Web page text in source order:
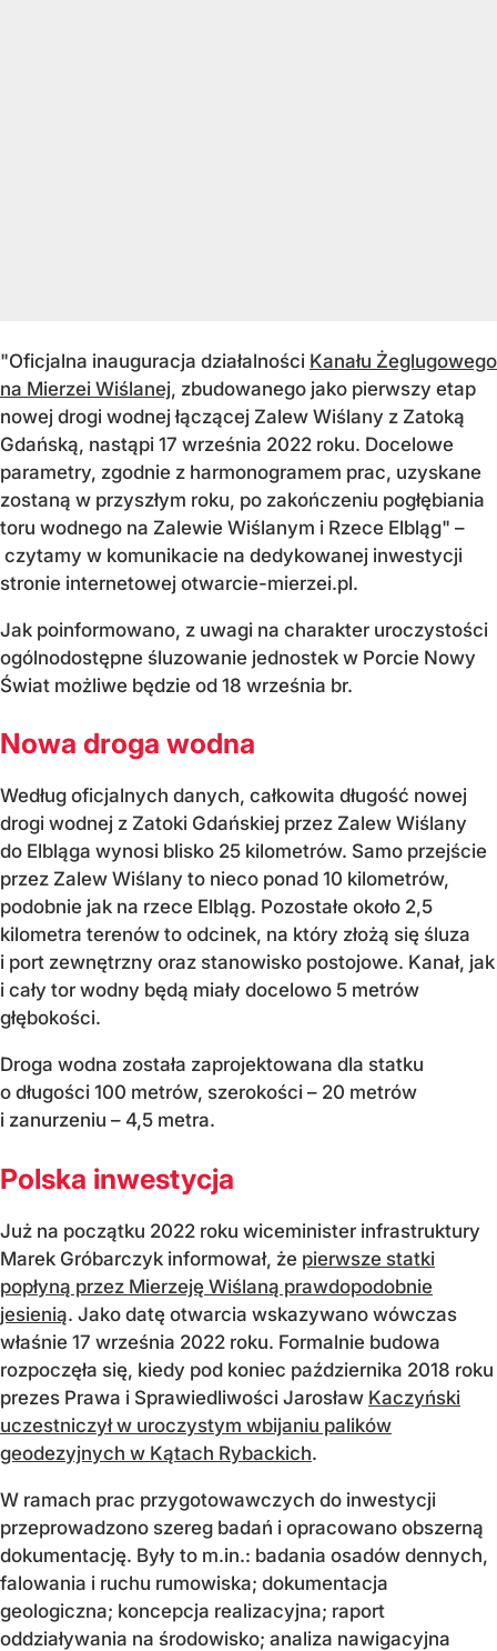
"Oficjalna inauguracja działalności Kanału Żeglugowego
na Mierzei Wiślanej, zbudowanego jako pierwszy etap
nowej drogi wodnej łączącej Zalew Wiślany z Zatoką
Gdańską, nastąpi 17 września 2022 roku. Docelowe
parametry, zgodnie z harmonogramem prac, uzyskane
zostaną w przyszłym roku, po zakończeniu pogłębiania
toru wodnego na Zalewie Wiślanym i Rzece Elbląg" –
czytamy w komunikacie na dedykowanej inwestycji
stronie internetowej otwarcie-mierzei.pl.
Jak poinformowano, z uwagi na charakter uroczystości
ogólnodostępne śluzowanie jednostek w Porcie Nowy
Świat możliwe będzie od 18 września br.
Nowa droga wodna
Według oficjalnych danych, całkowita długość nowej
drogi wodnej z Zatoki Gdańskiej przez Zalew Wiślany
do Elbląga wynosi blisko 25 kilometrów. Samo przejście
przez Zalew Wiślany to nieco ponad 10 kilometrów,
podobnie jak na rzece Elbląg. Pozostałe około 2,5
kilometra terenów to odcinek, na który złożą się śluza
i port zewnętrzny oraz stanowisko postojowe. Kanał, jak
i cały tor wodny będą miały docelowo 5 metrów
głębokości.
Droga wodna została zaprojektowana dla statku
o długości 100 metrów, szerokości – 20 metrów
i zanurzeniu – 4,5 metra.
Polska inwestycja
Już na początku 2022 roku wiceminister infrastruktury
Marek Gróbarczyk informował, że pierwsze statki
popłyną przez Mierzeję Wiślaną prawdopodobnie
jesienią. Jako datę otwarcia wskazywano wówczas
właśnie 17 września 2022 roku. Formalnie budowa
rozpoczęła się, kiedy pod koniec października 2018 roku
prezes Prawa i Sprawiedliwości Jarosław Kaczyński
uczestniczył w uroczystym wbijaniu palików
geodezyjnych w Kątach Rybackich.
W ramach prac przygotowawczych do inwestycji
przeprowadzono szereg badań i opracowano obszerną
dokumentację. Były to m.in.: badania osadów dennych,
falowania i ruchu rumowiska; dokumentacja
geologiczna; koncepcja realizacyjna; raport
oddziaływania na środowisko; analiza nawigacyjna